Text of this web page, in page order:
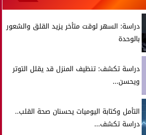
دراسة: السهر لوقت متأخر يزيد القلق والشعور
بالوحدة
دراسة تكشف: تنظيف المنزل قد يقلل التوتر
ويحسن...
التأمل وكتابة اليوميات يحسنان صحة القلب..
دراسة تكشف...